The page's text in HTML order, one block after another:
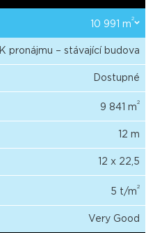
10 991 m
2
K pronájmu – stávající budova
Dostupné
9 841 m
2
12 m
12 x 22,5
5 t/m
2
Very Good